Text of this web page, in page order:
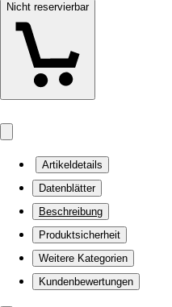
Nicht reservierbar
Artikeldetails
Datenblätter
Beschreibung
Produktsicherheit
Weitere Kategorien
Kundenbewertungen